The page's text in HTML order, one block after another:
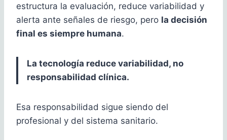
estructura la evaluación, reduce variabilidad y
alerta ante señales de riesgo, pero la decisión
final es siempre humana.
La tecnología reduce variabilidad, no
responsabilidad clínica.
Esa responsabilidad sigue siendo del
profesional y del sistema sanitario.